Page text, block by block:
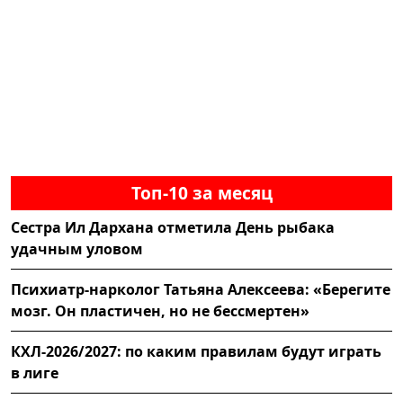
Топ-10 за месяц
Сестра Ил Дархана отметила День рыбака
удачным уловом
Психиатр-нарколог Татьяна Алексеева: «Берегите
мозг. Он пластичен, но не бессмертен»
КХЛ-2026/2027: по каким правилам будут играть
в лиге